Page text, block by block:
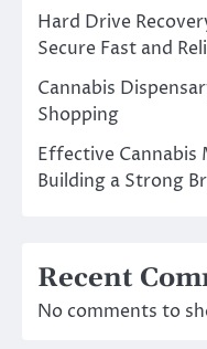
Hard Drive
Secure Fast and
Cannabis
Shopping
Effective
Building a Strong
Recent
No comments to